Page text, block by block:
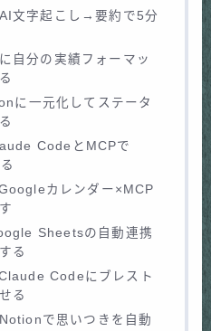
文字起こし→要約で5分
自分の実績フォーマッ
に一元化してステータ
CodeとMCPで
カレンダー×MCP
Sheetsの自動連携
る
Codeにブレスト
る
で思いつきを自動